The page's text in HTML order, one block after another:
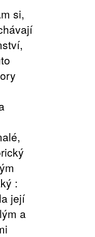
si,
:
její
a